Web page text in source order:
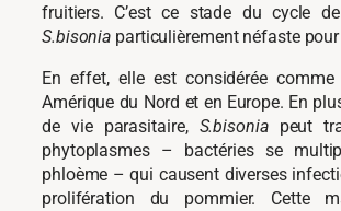
fruitiers. C’est ce stade du cycle
S.bisonia particulièrement néfaste pour
En effet, elle est considérée
Amérique du Nord et en Europe. En
de vie parasitaire, S.bisoniapeut
phytoplasmes – bactéries se
phloème – qui causent diverses
prolifération du pommier. Cette